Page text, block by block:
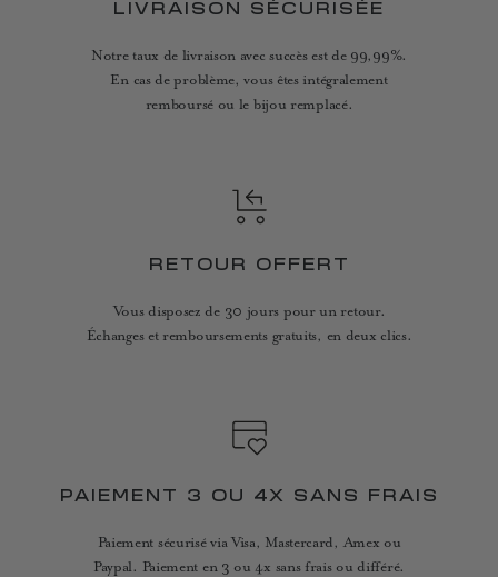
LIVRAISON SÉCURISÉE
Notre taux de livraison avec succès est de 99,99%.
En cas de problème, vous êtes intégralement
remboursé ou le bijou remplacé.
RETOUR OFFERT
Vous disposez de 30 jours pour un retour.
Échanges et remboursements gratuits, en deux clics.
PAIEMENT 3 OU 4X SANS FRAIS
Paiement sécurisé via Visa, Mastercard, Amex ou
Paypal. Paiement en 3 ou 4x sans frais ou différé.